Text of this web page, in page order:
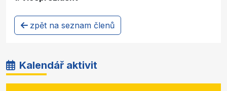
zpět na seznam členů
Kalendář aktivit